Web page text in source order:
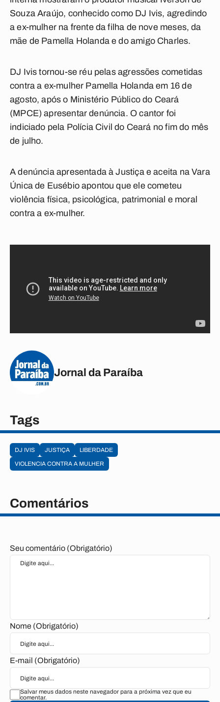
Souza Araújo, conhecido como DJ Ivis, agredindo
a ex-mulher na frente da filha de nove meses, da
mãe de Pamella Holanda e do amigo Charles.
DJ Ivis tornou-se réu pelas agressões cometidas
contra a ex-mulher Pamella Holanda em 16 de
agosto, após o Ministério Público do Ceará
(MPCE) apresentar denúncia. O cantor foi
indiciado pela Polícia Civil do Ceará no fim do mês
de julho.
A denúncia apresentada à Justiça e aceita na Vara
Única de Eusébio apontou que ele cometeu
violência física, psicológica, patrimonial e moral
contra a ex-mulher.
Jornal da Paraíba
Tags
DJ IVIS JUSTIÇA
LIBERDADE
VIOLENCIA CONTRA A MULHER
Comentários
Seu comentário (Obrigatório)
Nome (Obrigatório)
E-mail (Obrigatório)
Salvar meus dados neste navegador para a próxima vez que eu
comentar.